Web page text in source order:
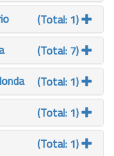
(Total: 1)
(Total: 7)
(Total: 1)
(Total: 1)
(Total: 1)